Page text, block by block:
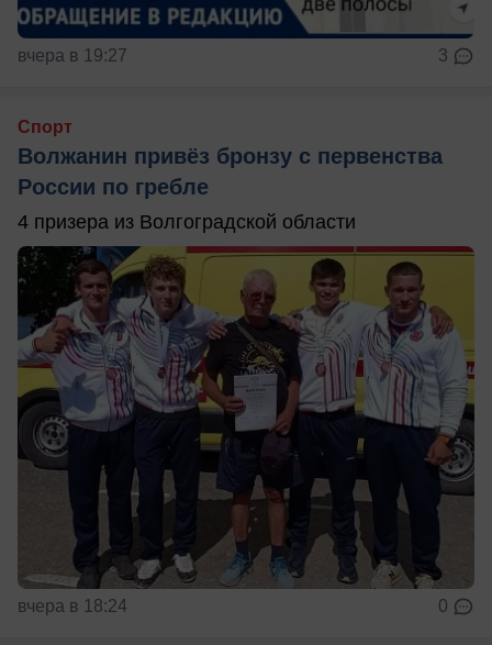
вчера в 19:27 3
Спорт
Волжанин привёз бронзу с первенства
России по гребле
4 призера из Волгоградской области
вчера в 18:24 0